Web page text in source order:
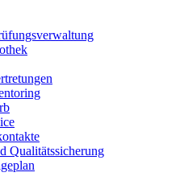
Qualitätssicherung